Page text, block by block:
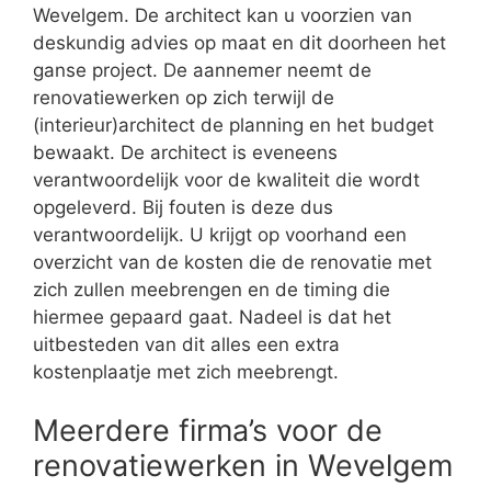
Wevelgem. De architect kan u voorzien van
deskundig advies op maat en dit doorheen het
ganse project. De aannemer neemt de
renovatiewerken op zich terwijl de
(interieur)architect de planning en het budget
bewaakt. De architect is eveneens
verantwoordelijk voor de kwaliteit die wordt
opgeleverd. Bij fouten is deze dus
verantwoordelijk. U krijgt op voorhand een
overzicht van de kosten die de renovatie met
zich zullen meebrengen en de timing die
hiermee gepaard gaat. Nadeel is dat het
uitbesteden van dit alles een extra
kostenplaatje met zich meebrengt.
Meerdere firma’s voor de
renovatiewerken in Wevelgem